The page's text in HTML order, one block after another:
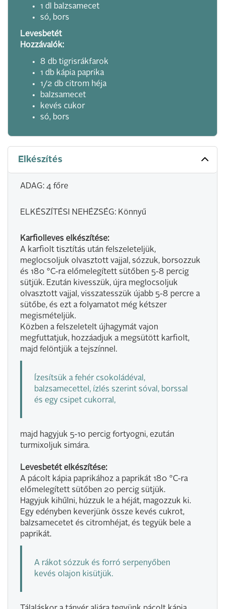
1 dl balzsamecet
só, bors
Levesbetét
Hozzávalók:
8 db tigrisrákfarok
1 db kápia paprika
1/2 db citrom héja
balzsamecet
kevés cukor
só, bors
Elkészítés
ADAG: 4 főre
ELKÉSZÍTÉSI NEHÉZSÉG: Könnyű
Karfiolleves elkészítése:
A karfiolt tisztítás után felszeleteljük,
meglocsoljuk olvasztott vajjal, sózzuk, borsozzuk
és 180 °C-ra előmelegített sütőben 5-8 percig
sütjük. Ezután kivesszük, újra meglocsoljuk
olvasztott vajjal, visszatesszük újabb 5-8 percre a
sütőbe, és ezt a folyamatot még kétszer
megismételjük.
Közben a felszeletelt újhagymát vajon
megfuttatjuk, hozzáadjuk a megsütött karfiolt,
majd felöntjük a tejszínnel.
Ízesítsük a fehér csokoládéval,
balzsamecettel, ízlés szerint sóval, borssal
és egy csipet cukorral,
majd hagyjuk 5-10 percig fortyogni, ezután
turmixoljuk simára.
Levesbetét elkészítése:
A pácolt kápia paprikához a paprikát 180 °C-ra
előmelegített sütőben 20 percig sütjük.
Hagyjuk kihűlni, húzzuk le a héját, magozzuk ki.
Egy edényben keverjünk össze kevés cukrot,
balzsamecetet és citromhéjat, és tegyük bele a
paprikát.
A rákot sózzuk és forró serpenyőben
kevés olajon kisütjük.